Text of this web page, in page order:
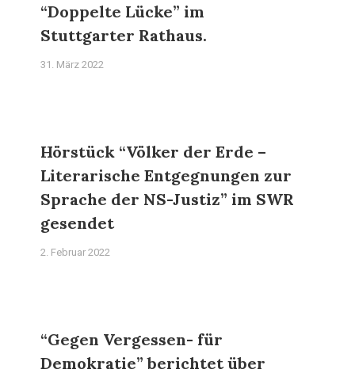
“Doppelte Lücke” im
Stuttgarter Rathaus.
31. März 2022
Hörstück “Völker der Erde –
Literarische Entgegnungen zur
Sprache der NS-Justiz” im SWR
gesendet
2. Februar 2022
“Gegen Vergessen- für
Demokratie” berichtet über